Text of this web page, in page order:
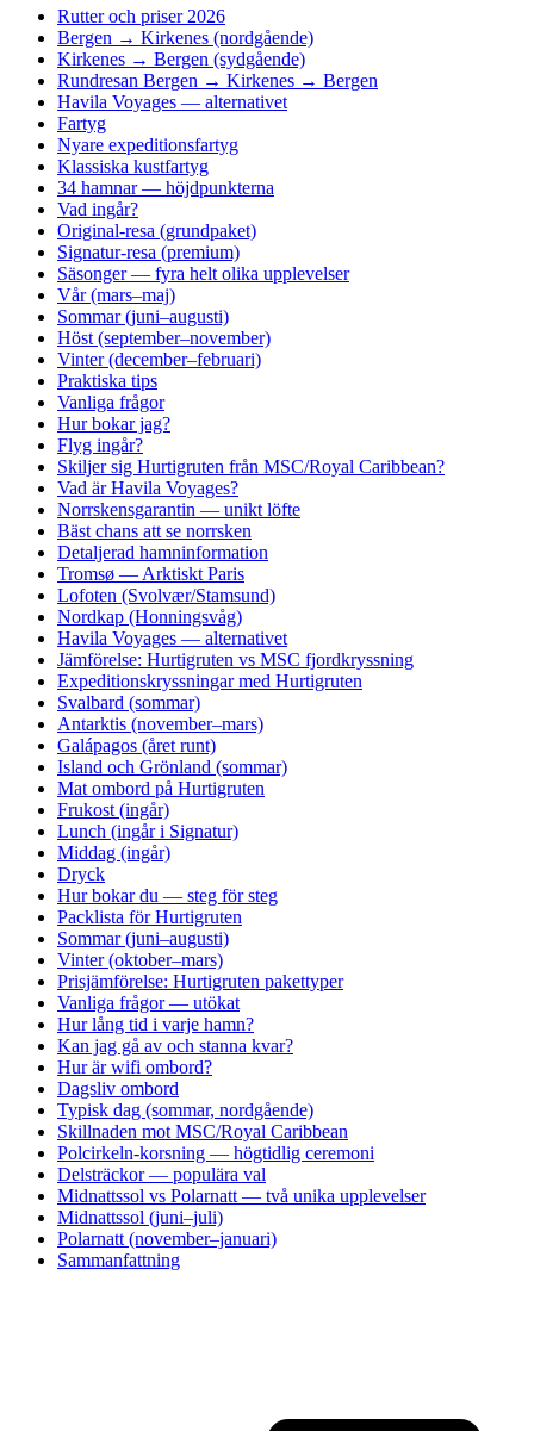
Rutter och priser 2026
Bergen → Kirkenes (nordgående)
Kirkenes → Bergen (sydgående)
Rundresan Bergen → Kirkenes → Bergen
Havila Voyages — alternativet
Fartyg
Nyare expeditionsfartyg
Klassiska kustfartyg
34 hamnar — höjdpunkterna
Vad ingår?
Original-resa (grundpaket)
Signatur-resa (premium)
Säsonger — fyra helt olika upplevelser
Vår (mars–maj)
Sommar (juni–augusti)
Höst (september–november)
Vinter (december–februari)
Praktiska tips
Vanliga frågor
Hur bokar jag?
Flyg ingår?
Skiljer sig Hurtigruten från MSC/Royal Caribbean?
Vad är Havila Voyages?
Norrskensgarantin — unikt löfte
Bäst chans att se norrsken
Detaljerad hamninformation
Tromsø — Arktiskt Paris
Lofoten (Svolvær/Stamsund)
Nordkap (Honningsvåg)
Havila Voyages — alternativet
Jämförelse: Hurtigruten vs MSC fjordkryssning
Expeditionskryssningar med Hurtigruten
Svalbard (sommar)
Antarktis (november–mars)
Galápagos (året runt)
Island och Grönland (sommar)
Mat ombord på Hurtigruten
Frukost (ingår)
Lunch (ingår i Signatur)
Middag (ingår)
Dryck
Hur bokar du — steg för steg
Packlista för Hurtigruten
Sommar (juni–augusti)
Vinter (oktober–mars)
Prisjämförelse: Hurtigruten pakettyper
Vanliga frågor — utökat
Hur lång tid i varje hamn?
Kan jag gå av och stanna kvar?
Hur är wifi ombord?
Dagsliv ombord
Typisk dag (sommar, nordgående)
Skillnaden mot MSC/Royal Caribbean
Polcirkeln-korsning — högtidlig ceremoni
Delsträckor — populära val
Midnattssol vs Polarnatt — två unika upplevelser
Midnattssol (juni–juli)
Polarnatt (november–januari)
Sammanfattning